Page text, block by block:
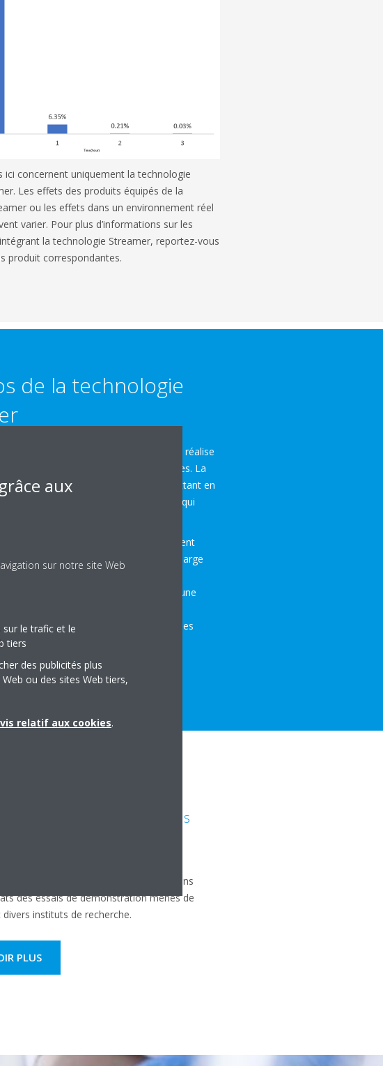
ici concernent uniquement la technologie
Les effets des produits équipés de la
ou les effets dans un environnement réel
varier. Pour plus d’informations sur les
la technologie Streamer, reportez-vous
produit correspondantes.
de la technologie
développée par Daikin en 2004 réalise
par oxydation des substances nocives. La
est un type de décharge plasma mettant en
technologie de purification de l’air qui
décomposition par oxydation est fortement
de la décharge plasma classique (décharge
outre, lorsqu’ils sont combinés aux
l’air, ces électrons à grande vitesse ont une
continue les odeurs, les bactéries et les
intérieur, tels que le formaldéhyde.
pour un air plus fiable et plus
l’air. Ce site web fournit des informations
des essais de démonstration menés de
instituts de recherche.
PLUS
aux
sur notre site Web
le trafic et le
tiers
des publicités plus
ou des sites Web tiers,
relatif aux cookies.